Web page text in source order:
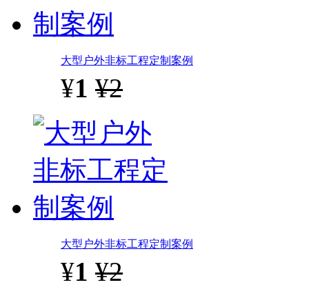
大型户外非标工程定制案例
¥1 ¥2
大型户外非标工程定制案例
¥1 ¥2